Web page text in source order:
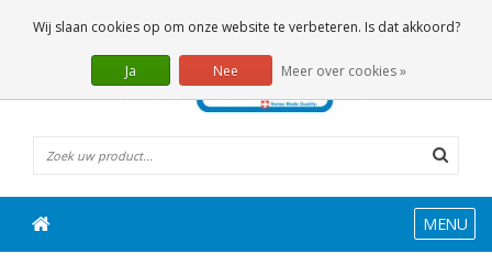
0 Artikelen
MENU
Wij slaan cookies op om onze website te verbeteren. Is dat akkoord?
Ja Nee Meer over cookies »